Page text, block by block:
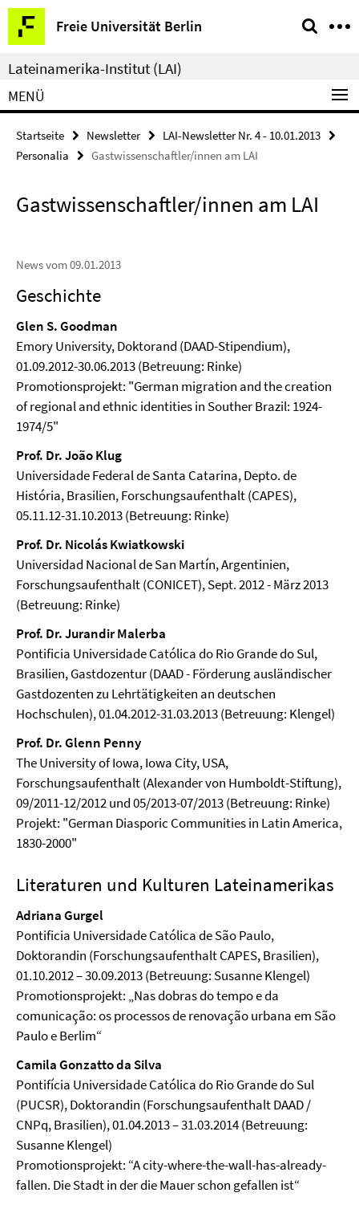
Springe
direkt
zu
Inhalt
Freie Universität Berlin
Service-
Navigation
Lateinamerika-Institut (LAI)
MENÜ
Startseite Newsletter
LAI-Newsletter Nr. 4 - 10.01.2013
Personalia
Gastwissenschaftler/innen am LAI
Gastwissenschaftler/innen am LAI
News vom 09.01.2013
Geschichte
Glen S. Goodman
Emory University, Doktorand (DAAD-Stipendium),
01.09.2012-30.06.2013 (Betreuung: Rinke)
Promotionsprojekt: "German migration and the creation
of regional and ethnic identities in Souther Brazil: 1924-
1974/5"
Prof. Dr. João Klug
Universidade Federal de Santa Catarina, Depto. de
História, Brasilien, Forschungsaufenthalt (CAPES),
05.11.12-31.10.2013 (Betreuung: Rinke)
Prof. Dr. Nicolás Kwiatkowski
Universidad Nacional de San Martín, Argentinien,
Forschungsaufenthalt (CONICET), Sept. 2012 - März 2013
(Betreuung: Rinke)
Prof. Dr. Jurandir Malerba
Pontificia Universidade Católica do Rio Grande do Sul,
Brasilien, Gastdozentur (DAAD - Förderung ausländischer
Gastdozenten zu Lehrtätigkeiten an deutschen
Hochschulen), 01.04.2012-31.03.2013 (Betreuung: Klengel)
Prof. Dr. Glenn Penny
The University of Iowa, Iowa City, USA,
Forschungsaufenthalt (Alexander von Humboldt-Stiftung),
09/2011-12/2012 und 05/2013-07/2013 (Betreuung: Rinke)
Projekt: "German Diasporic Communities in Latin America,
1830-2000"
Literaturen und Kulturen Lateinamerikas
Adriana Gurgel
Pontificia Universidade Católica de São Paulo,
Doktorandin (Forschungsaufenthalt CAPES, Brasilien),
01.10.2012 – 30.09.2013 (Betreuung: Susanne Klengel)
Promotionsprojekt: „Nas dobras do tempo e da
comunicação: os processos de renovação urbana em São
Paulo e Berlim“
Camila Gonzatto da Silva
Pontifícia Universidade Católica do Rio Grande do Sul
(PUCSR), Doktorandin (Forschungsaufenthalt DAAD /
CNPq, Brasilien), 01.04.2013 – 31.03.2014 (Betreuung:
Susanne Klengel)
Promotionsprojekt: “A city-where-the-wall-has-already-
fallen. Die Stadt in der die Mauer schon gefallen ist“